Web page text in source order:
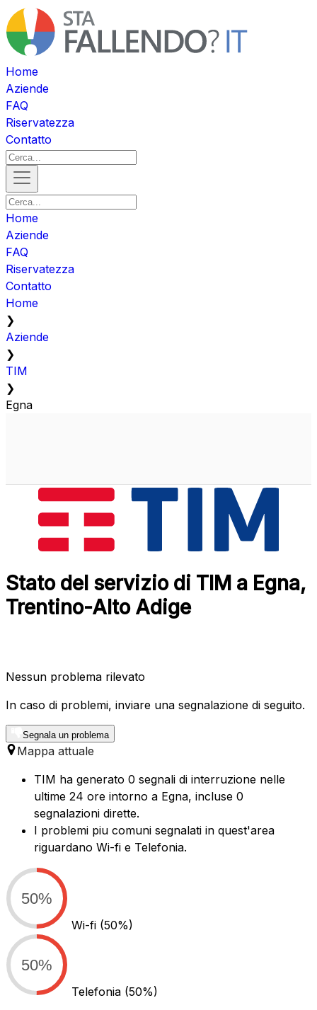
Home
Aziende
FAQ
Riservatezza
Contatto
Home
Aziende
FAQ
Riservatezza
Contatto
Home
❯
Aziende
❯
TIM
❯
Egna
Stato del servizio di TIM a Egna,
Trentino-Alto Adige
Nessun problema rilevato
In caso di problemi, inviare una segnalazione di seguito.
Segnala un problema
Mappa attuale
TIM ha generato 0 segnali di interruzione nelle
ultime 24 ore intorno a Egna, incluse 0
segnalazioni dirette.
I problemi piu comuni segnalati in quest'area
riguardano Wi-fi e Telefonia.
50%
Wi-fi (50%)
50%
Telefonia (50%)